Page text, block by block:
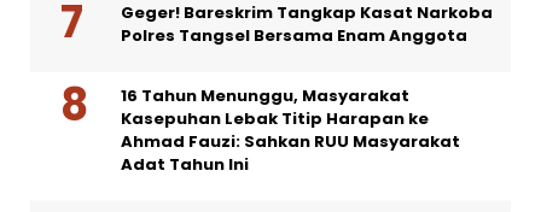
Geger! Bareskrim Tangkap Kasat Narkoba
Polres Tangsel Bersama Enam Anggota
16 Tahun Menunggu, Masyarakat
Kasepuhan Lebak Titip Harapan ke
Ahmad Fauzi: Sahkan RUU Masyarakat
Adat Tahun Ini